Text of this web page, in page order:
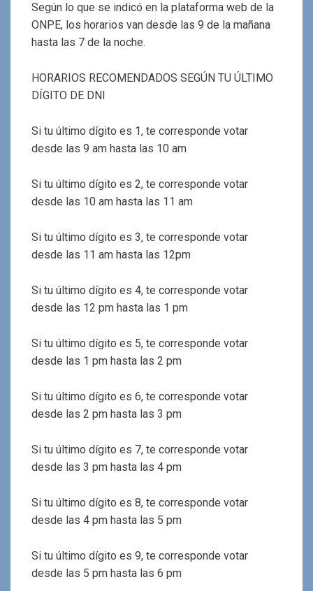
Según lo que se indicó en la plataforma web de la
ONPE, los horarios van desde las 9 de la mañana
hasta las 7 de la noche.
HORARIOS RECOMENDADOS SEGÚN TU ÚLTIMO
DÍGITO DE DNI
Si tu último dígito es 1, te corresponde votar
desde las 9 am hasta las 10 am
Si tu último dígito es 2, te corresponde votar
desde las 10 am hasta las 11 am
Si tu último dígito es 3, te corresponde votar
desde las 11 am hasta las 12pm
Si tu último dígito es 4, te corresponde votar
desde las 12 pm hasta las 1 pm
Si tu último dígito es 5, te corresponde votar
desde las 1 pm hasta las 2 pm
Si tu último dígito es 6, te corresponde votar
desde las 2 pm hasta las 3 pm
Si tu último dígito es 7, te corresponde votar
desde las 3 pm hasta las 4 pm
Si tu último dígito es 8, te corresponde votar
desde las 4 pm hasta las 5 pm
Si tu último dígito es 9, te corresponde votar
desde las 5 pm hasta las 6 pm